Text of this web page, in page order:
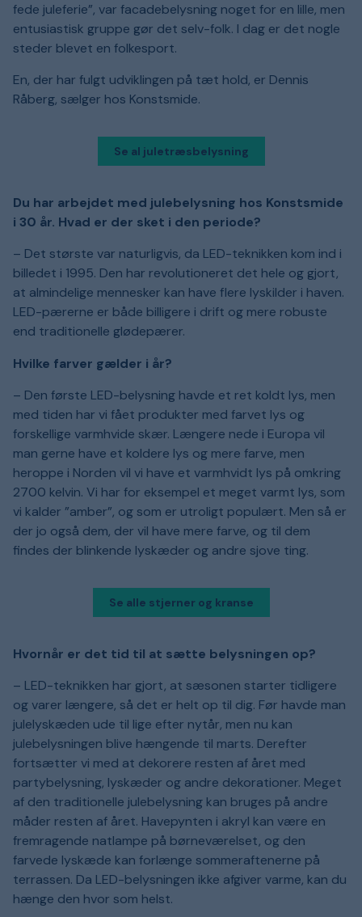
fede juleferie”, var facadebelysning noget for en lille, men
entusiastisk gruppe gør det selv-folk. I dag er det nogle
steder blevet en folkesport.
En, der har fulgt udviklingen på tæt hold, er Dennis
Råberg, sælger hos Konstsmide.
Se al juletræsbelysning
Du har arbejdet med julebelysning hos Konstsmide
i 30 år. Hvad er der sket i den periode?
– Det største var naturligvis, da LED-teknikken kom ind i
billedet i 1995. Den har revolutioneret det hele og gjort,
at almindelige mennesker kan have flere lyskilder i haven.
LED-pærerne er både billigere i drift og mere robuste
end traditionelle glødepærer.
Hvilke farver gælder i år?
– Den første LED-belysning havde et ret koldt lys, men
med tiden har vi fået produkter med farvet lys og
forskellige varmhvide skær. Længere nede i Europa vil
man gerne have et koldere lys og mere farve, men
heroppe i Norden vil vi have et varmhvidt lys på omkring
2700 kelvin. Vi har for eksempel et meget varmt lys, som
vi kalder ”amber”, og som er utroligt populært. Men så er
der jo også dem, der vil have mere farve, og til dem
findes der blinkende lyskæder og andre sjove ting.
Se alle stjerner og kranse
Hvornår er det tid til at sætte belysningen op?
– LED-teknikken har gjort, at sæsonen starter tidligere
og varer længere, så det er helt op til dig. Før havde man
julelyskæden ude til lige efter nytår, men nu kan
julebelysningen blive hængende til marts. Derefter
fortsætter vi med at dekorere resten af året med
partybelysning, lyskæder og andre dekorationer. Meget
af den traditionelle julebelysning kan bruges på andre
måder resten af året. Havepynten i akryl kan være en
fremragende natlampe på børneværelset, og den
farvede lyskæde kan forlænge sommeraftenerne på
terrassen. Da LED-belysningen ikke afgiver varme, kan du
hænge den hvor som helst.